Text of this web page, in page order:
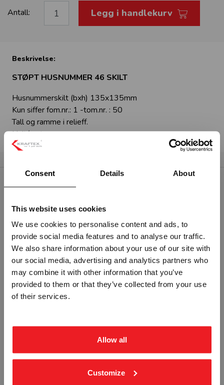
Consent Details About
This website uses cookies
We use cookies to personalise content and ads, to
provide social media features and to analyse our traffic.
We also share information about your use of our site with
our social media, advertising and analytics partners who
may combine it with other information that you’ve
provided to them or that they’ve collected from your use
of their services.
Allow all
Customize
Antall: Legg i handlekurv
Beskrivelse:
STØPT HUSNUMMER 46 SKILT
Husnummerskilt (bxh) 135x135mm
Kun siffer fom.nr.: 1 -tom.nr. : 50
Tall og ramme i relieff.
Hvit/sort
RELATERTE PRODUKTER
HUSNUMMER SPESIAL H150MM
SKILT
STØPT HUSNUMMER 25 SKILT
Vennligst velg portal
BEDRIFT PRIVAT